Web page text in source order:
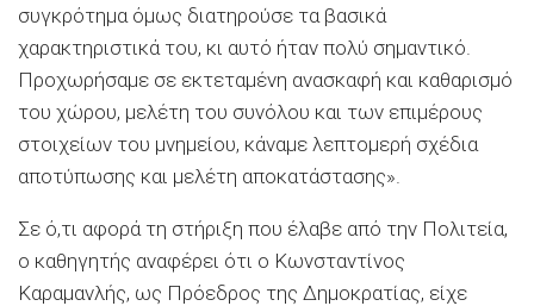
συγκρότημα όμως διατηρούσε τα βασικά
χαρακτηριστικά του, κι αυτό ήταν πολύ σημαντικό.
Προχωρήσαμε σε εκτεταμένη ανασκαφή και καθαρισμό
του χώρου, μελέτη του συνόλου και των επιμέρους
στοιχείων του μνημείου, κάναμε λεπτομερή σχέδια
αποτύπωσης και μελέτη αποκατάστασης».
Σε ό,τι αφορά τη στήριξη που έλαβε από την Πολιτεία,
ο καθηγητής αναφέρει ότι ο Κωνσταντίνος
Καραμανλής, ως Πρόεδρος της Δημοκρατίας, είχε